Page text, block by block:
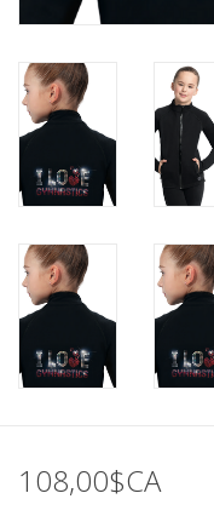
108,00$CA